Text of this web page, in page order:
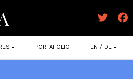
PORTAFOLIO EN / DE